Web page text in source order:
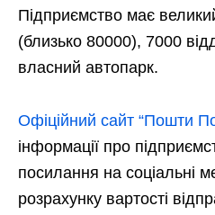
Підприємство має
(близько 80000), 7000
власний автопарк.
Офіційний сайт “Пошти
інформації про
посилання на соціальні
розрахунку вартості